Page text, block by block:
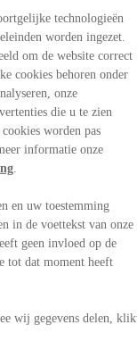
technologieën
worden ingezet.
om de website correct
cookies behoren onder
onze
die u te zien
worden pas
informatie onze
.
en uw toestemming
in de voettekst van onze
geen invloed op de
tot dat moment heeft
wij gegevens delen,